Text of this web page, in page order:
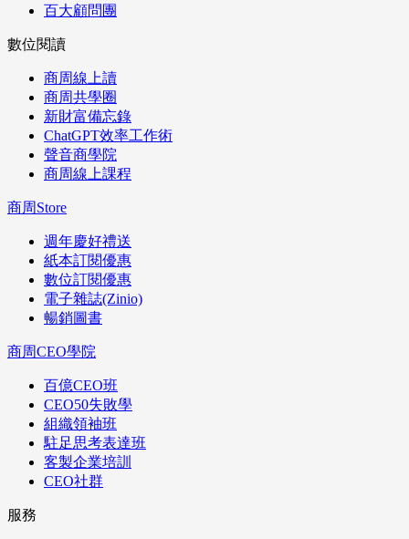
百大顧問團
數位閱讀
商周線上讀
商周共學圈
新財富備忘錄
ChatGPT效率工作術
聲音商學院
商周線上課程
商周Store
週年慶好禮送
紙本訂閱優惠
數位訂閱優惠
電子雜誌(Zinio)
暢銷圖書
商周CEO學院
百億CEO班
CEO50失敗學
組織領袖班
駐足思考表達班
客製企業培訓
CEO社群
服務